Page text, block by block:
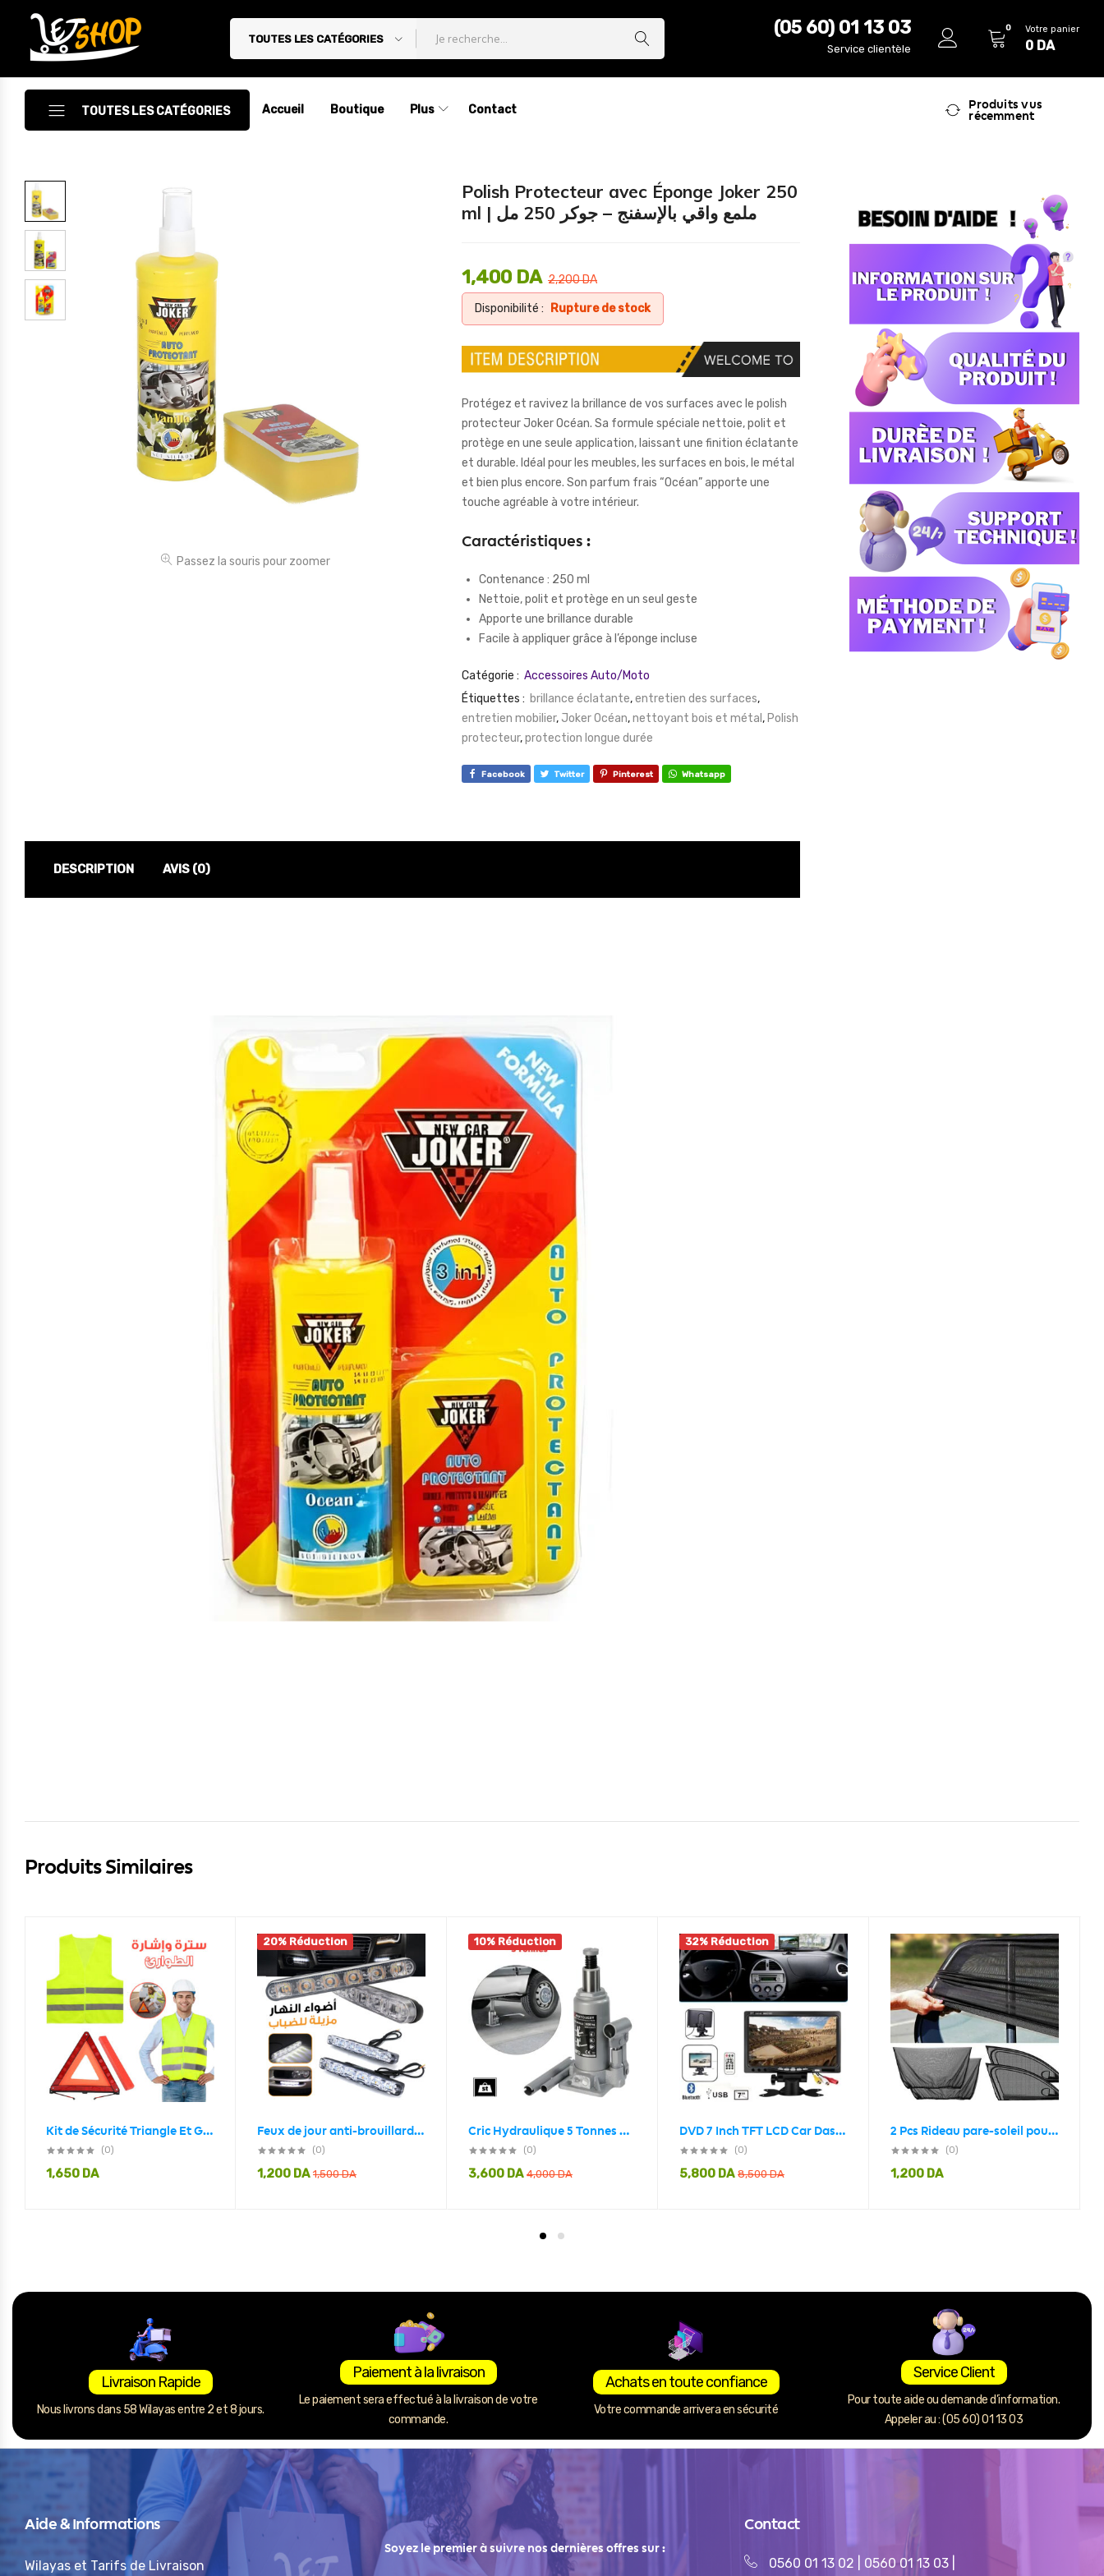
Letshop.dz
TOUTES LES CATÉGORIES
(05 60) 01 13 03
Service clientèle
0 Votre panier
0 DA
TOUTES LES CATÉGORIES
Accessoires
Accessoires Auto/Moto
Camping & Randonnée
Cuisine
Electroménager
Accueil Boutique Plus Contact
Produits vus
récemment
Passez la souris pour zoomer
Polish Protecteur avec Éponge Joker 250
ml | ملمع واقي بالإسفنج – جوكر 250 مل
2,200DA
1,400 DA
Disponibilité : Rupture de stock
Protégez et ravivez la brillance de vos surfaces avec le polish
protecteur Joker Océan. Sa formule spéciale nettoie, polit et
protège en une seule application, laissant une finition éclatante
et durable. Idéal pour les meubles, les surfaces en bois, le métal
et bien plus encore. Son parfum frais “Océan” apporte une
touche agréable à votre intérieur.
Caractéristiques :
Contenance : 250 ml
Nettoie, polit et protège en un seul geste
Apporte une brillance durable
Facile à appliquer grâce à l’éponge incluse
Catégorie : Accessoires Auto/Moto
Étiquettes : brillance éclatante,entretien des surfaces,
entretien mobilier, Joker Océan,nettoyant bois et métal , Polish
protecteur,protection longue durée
Facebook Twitter Pinterest Whatsapp
DESCRIPTION AVIS (0)
Produits Similaires
Kit de Sécurité Triangle Et Gilet De Signalisation De Secours
(0)
1,650 DA
20% Réduction
Feux de jour anti-brouillard Standard pour voiture 2 pcs ,10 led
(0)
1,500DA
1,200 DA
10% Réduction
Cric Hydraulique 5 Tonnes KSF Energy – رافعة سيارة هيدروليكية سعة 5 أطنان
(0)
4,000DA
3,600 DA
32% Réduction
DVD 7 Inch TFT LCD Car Dashboard Touchscreen Monitor
(0)
8,500DA
5,800 DA
2 Pcs Rideau pare-soleil pour fenêtre arrière
(0)
1,200 DA
Livraison Rapide
Nous livrons dans 58 Wilayas entre 2 et 8 jours.
Paiement à la livraison
Le paiement sera effectué à la livraison de votre
commande.
Achats en toute confiance
Votre commande arrivera en sécurité
Service Client
Pour toute aide ou demande d’information.
Appeler au : (05 60) 01 13 03
Aide & Informations
Wilayas et Tarifs de Livraison
Soyez le premier à suivre nos dernières offres sur :
Contact
0560 01 13 02 0560 01 13 03